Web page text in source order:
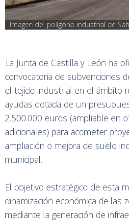
Imagen del polígono industrial de
La Junta de Castilla y León ha
convocatoria de subvenciones
el tejido industrial en el ámbito
ayudas dotada de un
2.500.000 euros (ampliable en
adicionales) para acometer
ampliación o mejora de suelo
municipal.
El objetivo estratégico de esta
dinamización económica de las
mediante la generación de